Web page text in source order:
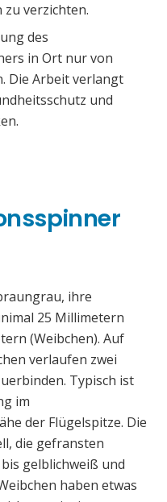
verzichten.
des
in Ort nur von
Die Arbeit verlangt
und
ihre
25 Millimetern
(Weibchen). Auf
verlaufen zwei
Typisch ist
im
der Flügelspitze. Die
die gefransten
gelblichweiß und
haben etwas